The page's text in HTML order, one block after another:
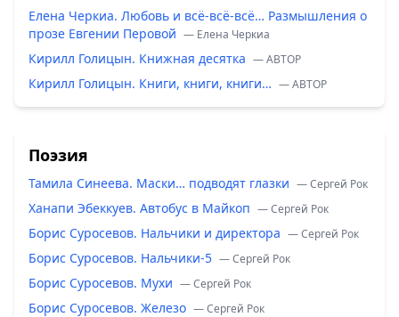
Елена Черкиа. Любовь и всё-всё-всё… Размышления о
прозе Евгении Перовой — Елена Черкиа
Кирилл Голицын. Книжная десятка — ABTOP
Кирилл Голицын. Книги, книги, книги… — ABTOP
Поэзия
Тамила Синеева. Маски… подводят глазки — Сергей Рок
Ханапи Эбеккуев. Автобус в Майкоп — Сергей Рок
Борис Суросевов. Нальчики и директора — Сергей Рок
Борис Суросевов. Нальчики-5 — Сергей Рок
Борис Суросевов. Мухи — Сергей Рок
Борис Суросевов. Железо — Сергей Рок